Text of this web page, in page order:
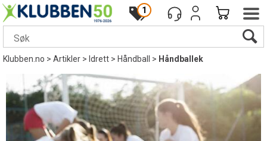
1
Klubben.no>Artikler> Idrett>Håndball > Håndballek